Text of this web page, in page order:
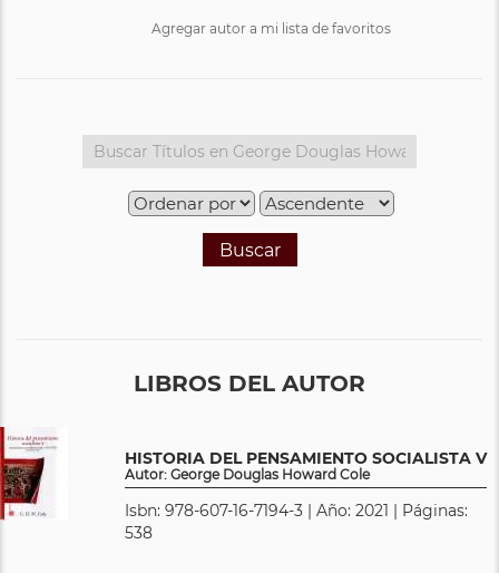
Agregar autor a mi lista de favoritos
Buscar
LIBROS DEL AUTOR
HISTORIA DEL PENSAMIENTO SOCIALISTA V
Autor: George Douglas Howard Cole
Isbn: 978-607-16-7194-3 | Año: 2021 | Páginas:
538